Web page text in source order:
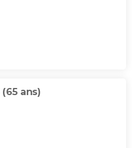
(65 ans)